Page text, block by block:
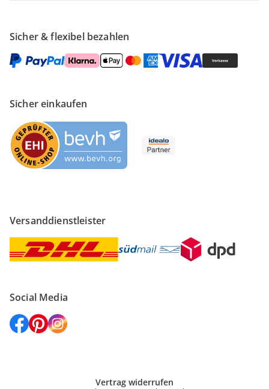
Sicher & flexibel bezahlen
Sicher einkaufen
Versanddienstleister
Social Media
Vertrag widerrufen